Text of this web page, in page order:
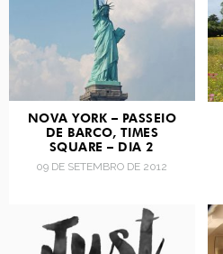
NOVA YORK – PASSEIO
DE BARCO, TIMES
SQUARE – DIA 2
09 DE SETEMBRO DE 2012